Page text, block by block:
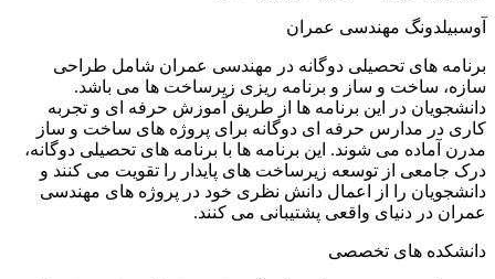
آوسبیلدونگ مهندسی عمران
برنامه های تحصیلی دوگانه در مهندسی عمران شامل طراحی
سازه، ساخت و ساز و برنامه ریزی زیرساخت ها می باشد.
دانشجویان در این برنامه ها از طریق آموزش حرفه ای و تجربه
کاری در مدارس حرفه ای دوگانه برای پروژه های ساخت و ساز
مدرن آماده می شوند. این برنامه ها با برنامه های تحصیلی دوگانه،
درک جامعی از توسعه زیرساخت های پایدار را تقویت می کنند و
دانشجویان را از اعمال دانش نظری خود در پروژه های مهندسی
عمران در دنیای واقعی پشتیبانی می کنند.
دانشکده های تخصصی